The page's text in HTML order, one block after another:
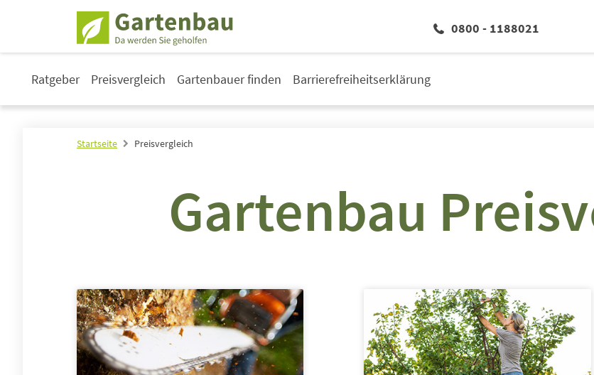
0800 - 1188021
Ratgeber Preisvergleich Gartenbauer finden Barrierefreiheitserklärung
Startseite Preisvergleich
Gartenbau